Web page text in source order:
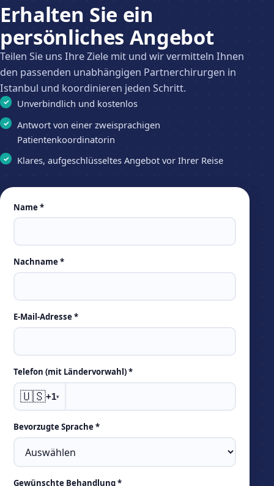
Erhalten Sie ein
persönliches Angebot
Teilen Sie uns Ihre Ziele mit und wir vermitteln Ihnen
den passenden unabhängigen Partnerchirurgen in
Istanbul und koordinieren jeden Schritt.
Unverbindlich und kostenlos
Antwort von einer zweisprachigen
Patientenkoordinatorin
Klares, aufgeschlüsseltes Angebot vor Ihrer Reise
Leave
this
field
empty
Name *
Nachname *
E-Mail-Adresse *
Telefon (mit Ländervorwahl) *
🇺🇸+1▾
Bevorzugte Sprache *
Gewünschte Behandlung *